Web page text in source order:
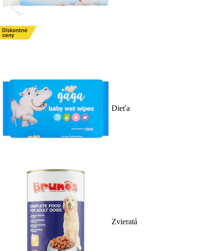
Dieťa
Zvieratá